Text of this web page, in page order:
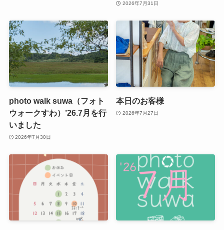
2026年7月31日
photo walk suwa（フォト
ウォークすわ）’26.7月を行
いました
2026年7月30日
本日のお客様
2026年7月27日